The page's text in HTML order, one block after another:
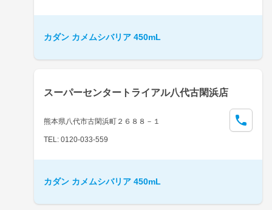
カダン カメムシバリア 450mL
スーパーセンタートライアル八代古閑浜店
熊本県八代市古閑浜町２６８８－１
TEL: 0120-033-559
カダン カメムシバリア 450mL